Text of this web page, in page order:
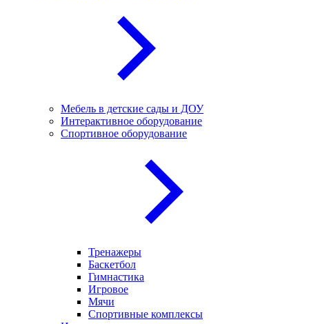
Мебель в детские сады и ДОУ
Интерактивное оборудование
Спортивное оборудование
Тренажеры
Баскетбол
Гимнастика
Игровое
Мячи
Спортивные комплексы